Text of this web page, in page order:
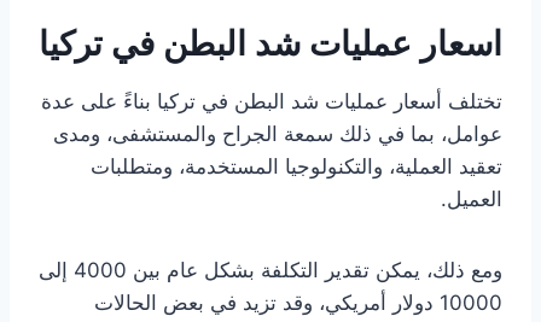
اسعار عمليات شد البطن في تركيا
تختلف أسعار عمليات شد البطن في تركيا بناءً على عدة
عوامل، بما في ذلك سمعة الجراح والمستشفى، ومدى
تعقيد العملية، والتكنولوجيا المستخدمة، ومتطلبات
العميل.
ومع ذلك، يمكن تقدير التكلفة بشكل عام بين 4000 إلى
10000 دولار أمريكي، وقد تزيد في بعض الحالات